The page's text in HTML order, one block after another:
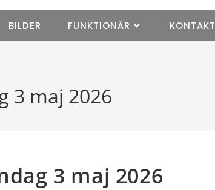
BILDER FUNKTIONÄR KONTAKT
3 maj 2026
3 maj 2026